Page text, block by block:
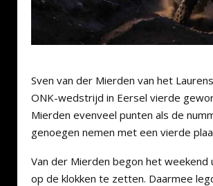
Sven van der Mierden van het
ONK-wedstrijd in Eersel vierde
Mierden evenveel punten als de
genoegen nemen met een vierde
Van der Mierden begon het
op de klokken te zetten. Daarmee